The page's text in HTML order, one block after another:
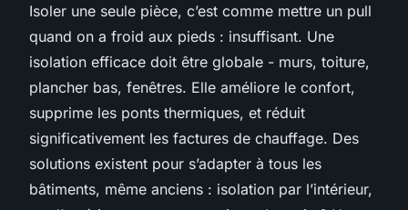
Isoler une seule pièce, c’est comme mettre un pull
quand on a froid aux pieds : insuffisant. Une
isolation efficace doit être globale - murs, toiture,
plancher bas, fenêtres. Elle améliore le confort,
supprime les ponts thermiques, et réduit
significativement les factures de chauffage. Des
solutions existent pour s’adapter à tous les
bâtiments, même anciens : isolation par l’intérieur,